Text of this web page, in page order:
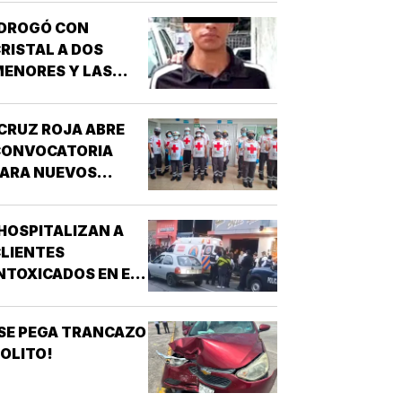
CON
A DOS
Y LAS
ROJA ABRE
NUEVOS
A
EN EL
PEGA TRANCAZO